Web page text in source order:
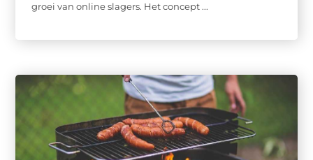
groei van online slagers. Het concept ...